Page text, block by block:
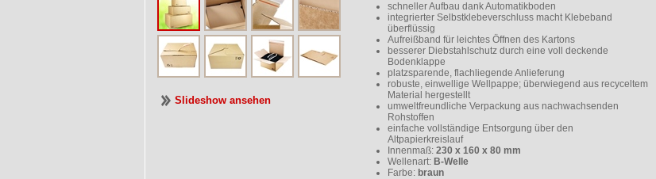
Slideshow ansehen
schneller Aufbau dank Automatikboden
integrierter Selbstklebeverschluss macht Klebeband
überflüssig
Aufreißband für leichtes Öffnen des Kartons
besserer Diebstahlschutz durch eine voll deckende
Bodenklappe
platzsparende, flachliegende Anlieferung
robuste, einwellige Wellpappe; überwiegend aus recyceltem
Material hergestellt
umweltfreundliche Verpackung aus nachwachsenden
Rohstoffen
einfache vollständige Entsorgung über den
Altpapierkreislauf
Innenmaß: 230 x 160 x 80 mm
Wellenart: B-Welle
Farbe: braun